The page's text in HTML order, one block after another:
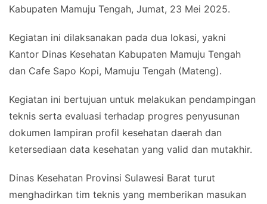
Kabupaten Mamuju Tengah, Jumat, 23 Mei 2025.
Kegiatan ini dilaksanakan pada dua lokasi, yakni
Kantor Dinas Kesehatan Kabupaten Mamuju Tengah
dan Cafe Sapo Kopi, Mamuju Tengah (Mateng).
Kegiatan ini bertujuan untuk melakukan pendampingan
teknis serta evaluasi terhadap progres penyusunan
dokumen lampiran profil kesehatan daerah dan
ketersediaan data kesehatan yang valid dan mutakhir.
Dinas Kesehatan Provinsi Sulawesi Barat turut
menghadirkan tim teknis yang memberikan masukan